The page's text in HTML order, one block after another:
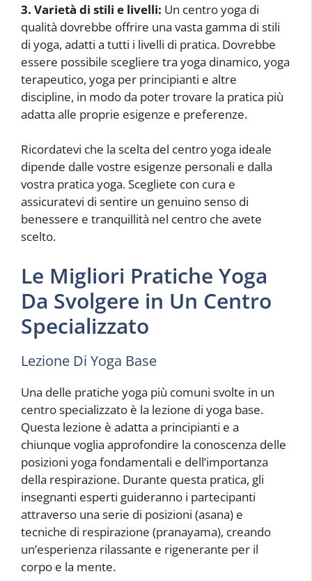
3. Varietà di stili e livelli: Un centro yoga di
qualità dovrebbe offrire una vasta gamma di stili
di yoga, adatti a tutti i livelli di pratica. Dovrebbe
essere possibile scegliere tra yoga dinamico, yoga
terapeutico, yoga per principianti e altre
discipline, in modo da poter trovare la pratica più
adatta alle proprie esigenze e preferenze.
Ricordatevi che la scelta del centro yoga ideale
dipende dalle vostre esigenze personali e dalla
vostra pratica yoga. Scegliete con cura e
assicuratevi di sentire un genuino senso di
benessere e tranquillità nel centro che avete
scelto.
Le Migliori Pratiche Yoga
Da Svolgere in Un Centro
Specializzato
Lezione Di Yoga Base
Una delle pratiche yoga più comuni svolte in un
centro specializzato è la lezione di yoga base.
Questa lezione è adatta a principianti e a
chiunque voglia approfondire la conoscenza delle
posizioni yoga fondamentali e dell’importanza
della respirazione. Durante questa pratica, gli
insegnanti esperti guideranno i partecipanti
attraverso una serie di posizioni (asana) e
tecniche di respirazione (pranayama), creando
un’esperienza rilassante e rigenerante per il
corpo e la mente.